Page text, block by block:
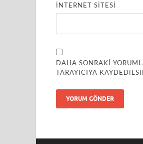
İNTERNET SITESI
DAHA SONRAKI
TARAYICIYA